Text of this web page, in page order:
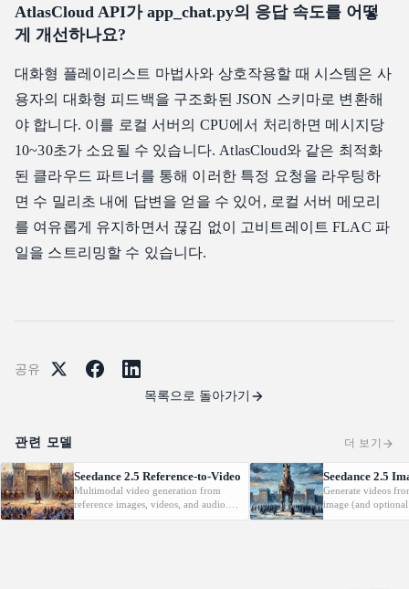
AtlasCloud API가 app_chat.py의 응답 속도를 어떻
게 개선하나요?
대화형 플레이리스트 마법사와 상호작용할 때 시스템은 사
용자의 대화형 피드백을 구조화된 JSON 스키마로 변환해
야 합니다. 이를 로컬 서버의 CPU에서 처리하면 메시지당
10~30초가 소요될 수 있습니다. AtlasCloud와 같은 최적화
된 클라우드 파트너를 통해 이러한 특정 요청을 라우팅하
면 수 밀리초 내에 답변을 얻을 수 있어, 로컬 서버 메모리
를 여유롭게 유지하면서 끊김 없이 고비트레이트 FLAC 파
일을 스트리밍할 수 있습니다.
공유
목록으로 돌아가기
관련 모델 더 보기
Seedance 2.5 Reference-to-Video
Multimodal video generation from
reference images, videos, and audio.
Supports video editing and extension.
Seedance 2.5
Generate videos
image (and
with native audio.